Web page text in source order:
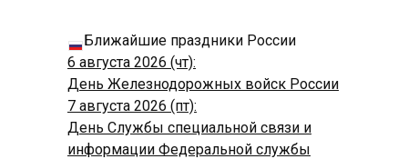
Ближайшие праздники России
6 августа 2026 (чт):
День Железнодорожных войск России
7 августа 2026 (пт):
День Службы специальной связи и
информации Федеральной службы